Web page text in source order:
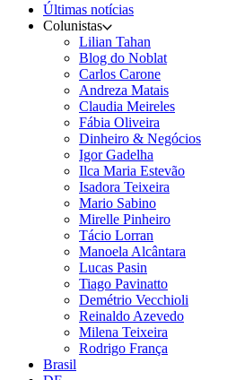
Últimas notícias
Colunistas
Lilian Tahan
Blog do Noblat
Carlos Carone
Andreza Matais
Claudia Meireles
Fábia Oliveira
Dinheiro & Negócios
Igor Gadelha
Ilca Maria Estevão
Isadora Teixeira
Mario Sabino
Mirelle Pinheiro
Tácio Lorran
Manoela Alcântara
Lucas Pasin
Tiago Pavinatto
Demétrio Vecchioli
Reinaldo Azevedo
Milena Teixeira
Rodrigo França
Brasil